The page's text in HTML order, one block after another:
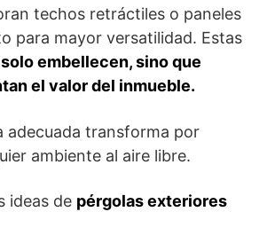
techos retráctiles o paneles
para mayor versatilidad. Estas
embellecen, sino que
el valor del inmueble.
adecuada transforma por
ambiente al aire libre.
ideas de pérgolas exteriores